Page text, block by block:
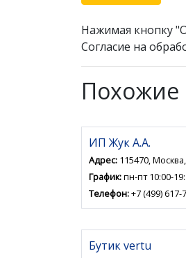
Нажимая кнопку
Согласие на
Похожие
ИП Жук А.А.
Адрес: 115470,
График:пн-пт 10:00-
Телефон:+7 (499) 617-
Бутик vertu